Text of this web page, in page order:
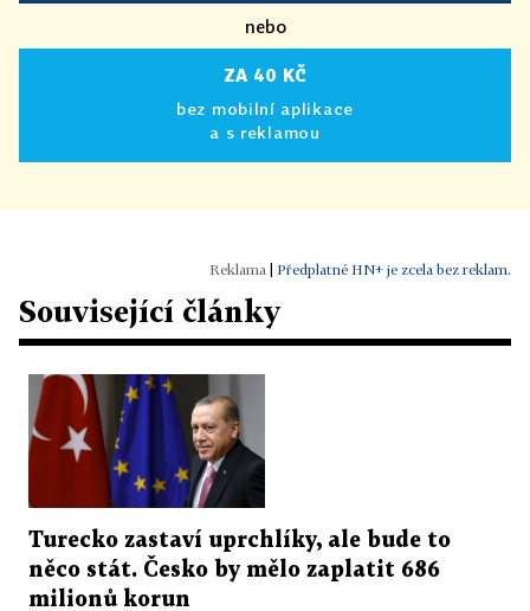
nebo
ZA 40 KČ
bez mobilní aplikace
a s reklamou
Předplatné HN+ je zcela bez reklam.
Související články
Turecko zastaví uprchlíky, ale bude to
něco stát. Česko by mělo zaplatit 686
milionů korun